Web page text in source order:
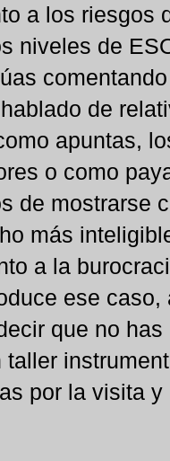
a los riesgos
niveles de
de
apuntas,
o como
de mostrarse
más
a la
ese
que no
taller
por la visita